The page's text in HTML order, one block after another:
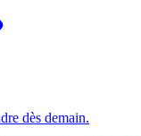
dès demain.